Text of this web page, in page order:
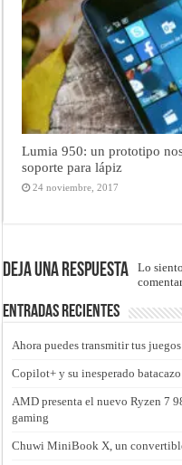
Lumia 950: un prototipo
soporte para lápiz
24 noviembre, 2017
Deja una respuesta Lo
Entradas recientes
Ahora puedes transmitir tus
Copilot+ y su inesperado
AMD presenta el nuevo Ryzen 7
gaming
Chuwi MiniBook X, un